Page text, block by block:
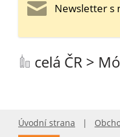
Newsletter s
celá ČR >
Úvodní strana |